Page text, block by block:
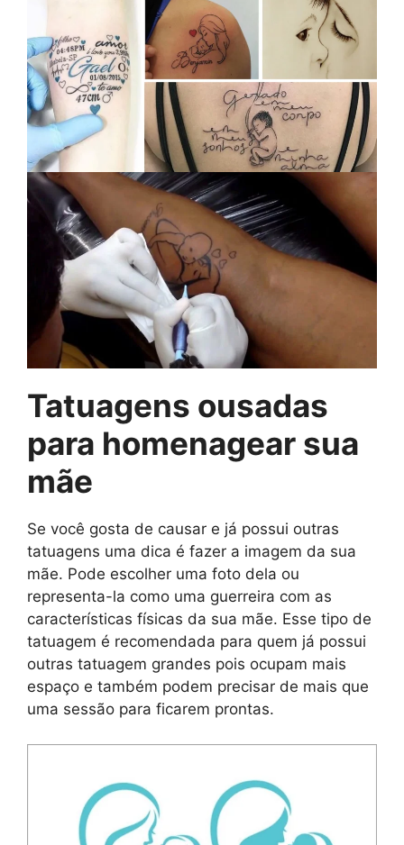
Tatuagens ousadas
para homenagear sua
mãe
Se você gosta de causar e já possui outras
tatuagens uma dica é fazer a imagem da sua
mãe. Pode escolher uma foto dela ou
representa-la como uma guerreira com as
características físicas da sua mãe. Esse tipo de
tatuagem é recomendada para quem já possui
outras tatuagem grandes pois ocupam mais
espaço e também podem precisar de mais que
uma sessão para ficarem prontas.